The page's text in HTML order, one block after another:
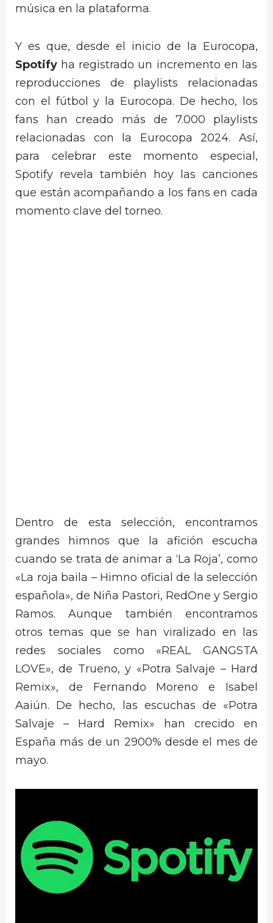
música en la plataforma.
Y es que, desde el inicio de la Eurocopa,
Spotify ha registrado un incremento en las
reproducciones de playlists relacionadas
con el fútbol y la Eurocopa. De hecho, los
fans han creado más de 7.000 playlists
relacionadas con la Eurocopa 2024. Así,
para celebrar este momento especial,
Spotify revela también hoy las canciones
que están acompañando a los fans en cada
momento clave del torneo.
Dentro de esta selección, encontramos
grandes himnos que la afición escucha
cuando se trata de animar a ‘La Roja’, como
«La roja baila – Himno oficial de la selección
española», de Niña Pastori, RedOne y Sergio
Ramos. Aunque también encontramos
otros temas que se han viralizado en las
redes sociales como «REAL GANGSTA
LOVE», de Trueno, y «Potra Salvaje – Hard
Remix», de Fernando Moreno e Isabel
Aaiún. De hecho, las escuchas de «Potra
Salvaje – Hard Remix» han crecido en
España más de un 2900% desde el mes de
mayo.